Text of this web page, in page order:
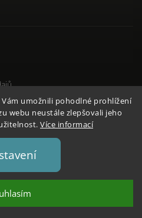
umožnili pohodlné prohlížení
webu neustále zlepšovali jeho
Více informací
. Všechna práva vyhrazena.
cookies